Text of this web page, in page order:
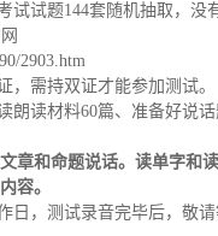
试试题144套随机抽取，
2903.htm
，需持双证才能参加测试。
朗读材料60篇、准备好说
章和命题说话。读单字和
容。
日，测试录音完毕后，敬请